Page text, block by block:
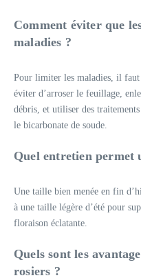
Comment éviter que
maladies ?
Pour limiter les maladies, il faut
éviter d’arroser le feuillage,
débris, et utiliser des
le bicarbonate de soude.
Quel entretien permet
Une taille bien menée en fin
à une taille légère d’été pour
floraison éclatante.
Quels sont les
rosiers ?